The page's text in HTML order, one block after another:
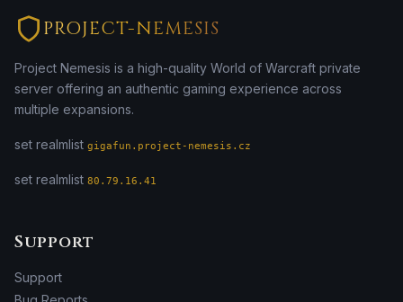
PROJECT-NEMESIS
Project Nemesis is a high-quality World of Warcraft private
server offering an authentic gaming experience across
multiple expansions.
set realmlist gigafun.project-nemesis.cz
set realmlist 80.79.16.41
Support
Support